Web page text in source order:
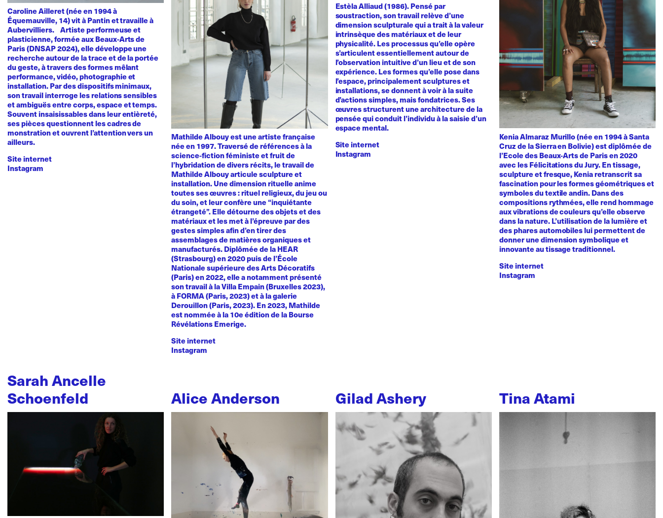
Caroline Ailleret (née en 1994 à
Équemauville, 14) vit à Pantin et travaille à
Aubervilliers. Artiste performeuse et
plasticienne, formée aux Beaux-Arts de
Paris (DNSAP 2024), elle développe une
recherche autour de la trace et de la portée
du geste, à travers des formes mêlant
performance, vidéo, photographie et
installation. Par des dispositifs minimaux,
son travail interroge les relations sensibles
et ambiguës entre corps, espace et temps.
Souvent insaisissables dans leur entièreté,
ses pièces questionnent les cadres de
monstration et ouvrent l’attention vers un
ailleurs.
Site internet
Instagram
Mathilde Albouy est une artiste française
née en 1997. Traversé de références à la
science-fiction féministe et fruit de
l’hybridation de divers récits, le travail de
Mathilde Albouy articule sculpture et
installation. Une dimension rituelle anime
toutes ses œuvres : rituel religieux, du jeu ou
du soin, et leur confère une “inquiétante
étrangeté”. Elle détourne des objets et des
matériaux et les met à l’épreuve par des
gestes simples afin d’en tirer des
assemblages de matières organiques et
manufacturés. Diplômée de la HEAR
(Strasbourg) en 2020 puis de l’École
Nationale supérieure des Arts Décoratifs
(Paris) en 2022, elle a notamment présenté
son travail à la Villa Empain (Bruxelles 2023),
à FORMA (Paris, 2023) et à la galerie
Derouillon (Paris, 2023). En 2023, Mathilde
est nommée à la 10e édition de la Bourse
Révélations Emerige.
Site internet
Instagram
Estèla Alliaud (1986). Pensé par
soustraction, son travail relève d’une
dimension sculpturale qui a trait à la valeur
intrinsèque des matériaux et de leur
physicalité. Les processus qu’elle opère
s’articulent essentiellement autour de
l’observation intuitive d’un lieu et de son
expérience. Les formes qu’elle pose dans
l’espace, principalement sculptures et
installations, se donnent à voir à la suite
d’actions simples, mais fondatrices. Ses
œuvres structurent une architecture de la
pensée qui conduit l’individu à la saisie d’un
espace mental.
Site internet
Instagram
Kenia Almaraz Murillo (née en 1994 à Santa
Cruz de la Sierra en Bolivie) est diplômée de
l’Ecole des Beaux-Arts de Paris en 2020
avec les Félicitations du Jury. En tissage,
sculpture et fresque, Kenia retranscrit sa
fascination pour les formes géométriques et
symboles du textile andin. Dans des
compositions rythmées, elle rend hommage
aux vibrations de couleurs qu’elle observe
dans la nature. L’utilisation de la lumière et
des phares automobiles lui permettent de
donner une dimension symbolique et
innovante au tissage traditionnel.
Site internet
Instagram
Sarah Ancelle
Schoenfeld
Alice Anderson Gilad Ashery Tina Atami